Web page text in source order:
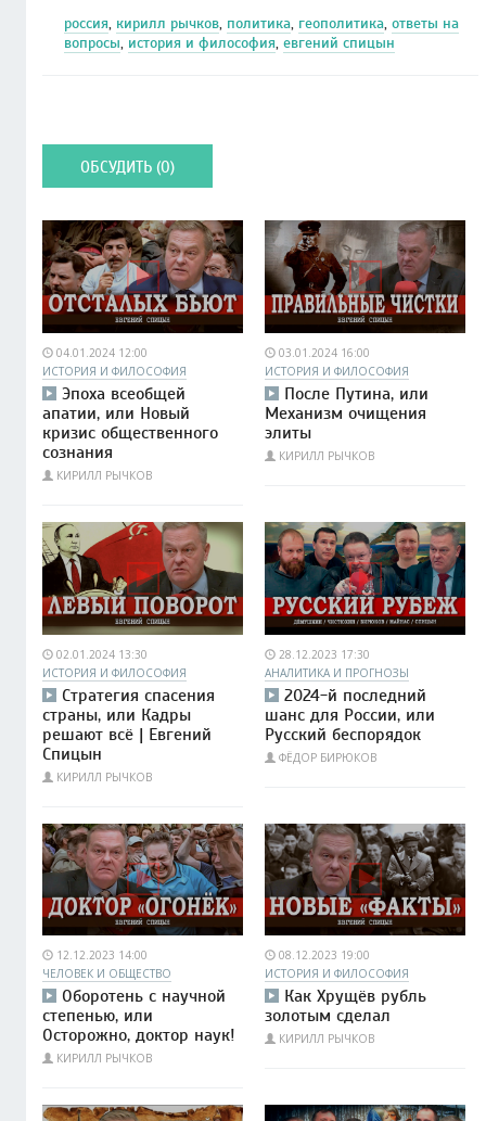
россия, кирилл рычков, политика, геополитика, ответы на
вопросы, история и философия, евгений спицын
ОБСУДИТЬ (0)
04.01.2024 12:00
ИСТОРИЯ И ФИЛОСОФИЯ
Эпоха всеобщей
апатии, или Новый
кризис общественного
сознания
КИРИЛЛ РЫЧКОВ
03.01.2024 16:00
ИСТОРИЯ И ФИЛОСОФИЯ
После Путина, или
Механизм очищения
элиты
КИРИЛЛ РЫЧКОВ
02.01.2024 13:30
ИСТОРИЯ И ФИЛОСОФИЯ
Стратегия спасения
страны, или Кадры
решают всё | Евгений
Спицын
КИРИЛЛ РЫЧКОВ
28.12.2023 17:30
АНАЛИТИКА И ПРОГНОЗЫ
2024-й последний
шанс для России, или
Русский беспорядок
ФЁДОР БИРЮКОВ
12.12.2023 14:00
ЧЕЛОВЕК И ОБЩЕСТВО
Оборотень с научной
степенью, или
Осторожно, доктор наук!
КИРИЛЛ РЫЧКОВ
08.12.2023 19:00
ИСТОРИЯ И ФИЛОСОФИЯ
Как Хрущёв рубль
золотым сделал
КИРИЛЛ РЫЧКОВ